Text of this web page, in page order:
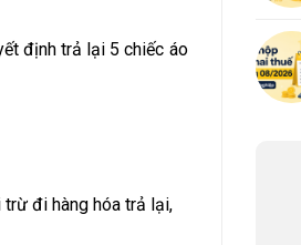
định trả lại 5 chiếc áo
đi hàng hóa trả lại,